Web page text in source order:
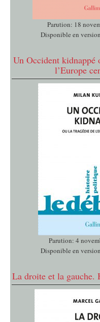
Parution: 18
Disponible en
Un Occident kidnappé
l’Europe
Parution: 4
Disponible en
La droite et la gauche.